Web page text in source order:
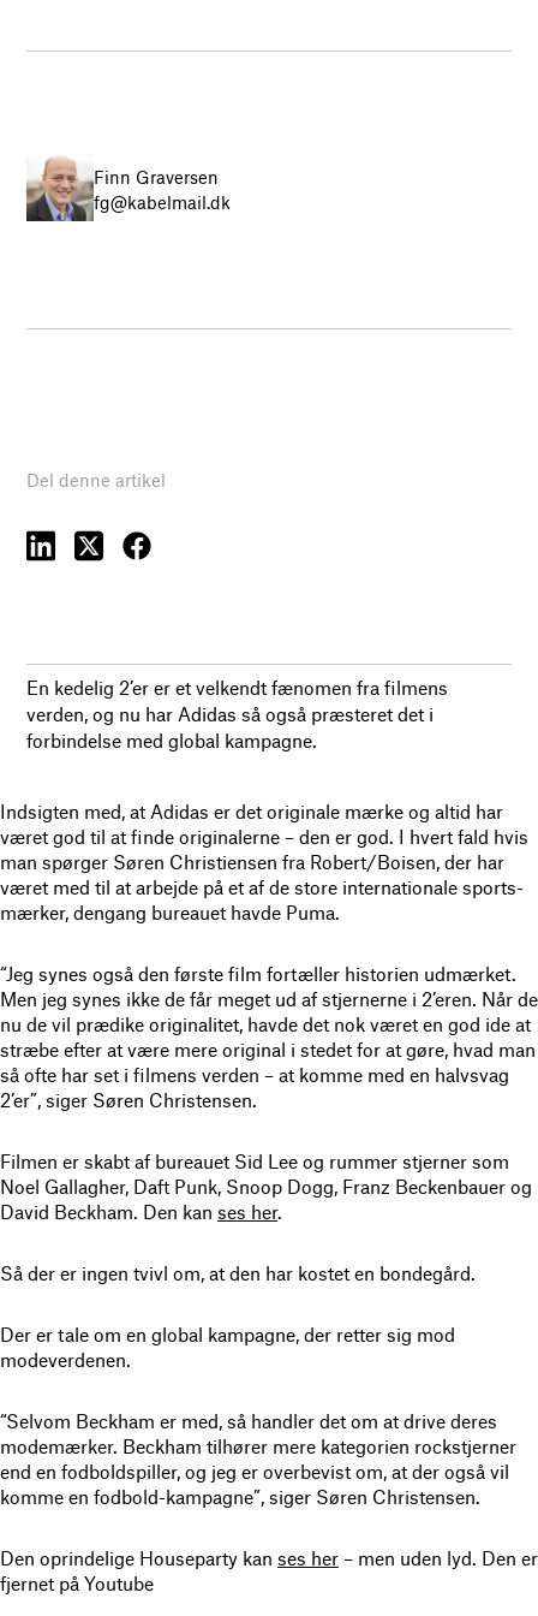
Finn Graversen
fg@kabelmail.dk
Del denne artikel
En kedelig 2’er er et velkendt fænomen fra filmens
verden, og nu har Adidas så også præsteret det i
forbindelse med global kampagne.
Indsigten med, at Adidas er det originale mærke og altid har
været god til at finde originalerne – den er god. I hvert fald hvis
man spørger Søren Christiensen fra Robert/Boisen, der har
været med til at arbejde på et af de store internationale sports-
mærker, dengang bureauet havde Puma.
“Jeg synes også den første film fortæller historien udmærket.
Men jeg synes ikke de får meget ud af stjernerne i 2’eren. Når de
nu de vil prædike originalitet, havde det nok været en god ide at
stræbe efter at være mere original i stedet for at gøre, hvad man
så ofte har set i filmens verden – at komme med en halvsvag
2’er”, siger Søren Christensen.
Filmen er skabt af bureauet Sid Lee og rummer stjerner som
Noel Gallagher, Daft Punk, Snoop Dogg, Franz Beckenbauer og
David Beckham. Den kan ses her.
Så der er ingen tvivl om, at den har kostet en bondegård.
Der er tale om en global kampagne, der retter sig mod
modeverdenen.
“Selvom Beckham er med, så handler det om at drive deres
modemærker. Beckham tilhører mere kategorien rockstjerner
end en fodboldspiller, og jeg er overbevist om, at der også vil
komme en fodbold-kampagne”, siger Søren Christensen.
Den oprindelige Houseparty kan ses her – men uden lyd. Den er
fjernet på Youtube